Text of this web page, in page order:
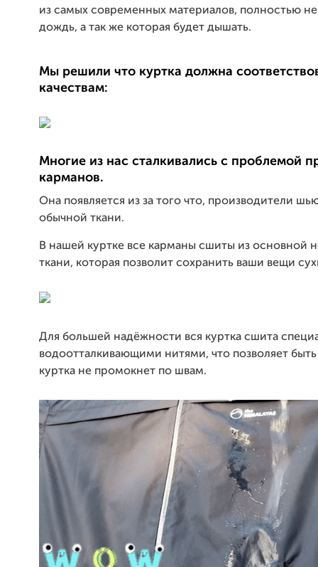
из самых современных материалов, полностью
дождь, а так же которая будет дышать.
Мы решили что куртка должна
качествам:
Многие из нас сталкивались с проблемой
карманов.
Она появляется из за того что, производители
обычной ткани.
В нашей куртке все карманы сшиты из основной
ткани, которая позволит сохранить ваши вещи
Для большей надёжности вся куртка сшита
водоотталкивающими нитями, что позволяет
куртка не промокнет по швам.